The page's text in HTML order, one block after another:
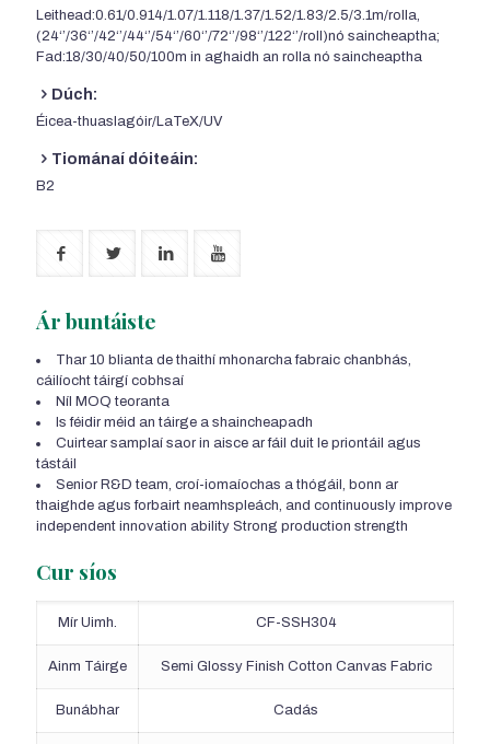
Leithead:0.61/0.914/1.07/1.118/1.37/1.52/1.83/2.5/3.1m/rolla,
(24‘’/36‘’/42‘’/44‘’/54‘’/60‘’/72‘’/98‘’/122‘’/roll)nó saincheaptha;
Fad:18/30/40/50/100m in aghaidh an rolla nó saincheaptha
Dúch:
Éicea-thuaslagóir/LaTeX/UV
Tiománaí dóiteáin:
B2
Ár buntáiste
Thar 10 blianta de thaithí mhonarcha fabraic chanbhás,
cáilíocht táirgí cobhsaí
Níl MOQ teoranta
Is féidir méid an táirge a shaincheapadh
Cuirtear samplaí saor in aisce ar fáil duit le priontáil agus
tástáil
Senior R&D team, croí-iomaíochas a thógáil, bonn ar
thaighde agus forbairt neamhspleách, and continuously improve
independent innovation ability Strong production strength
Cur síos
Mír Uimh. CF-SSH304
Ainm Táirge Semi Glossy Finish Cotton Canvas Fabric
Bunábhar Cadás